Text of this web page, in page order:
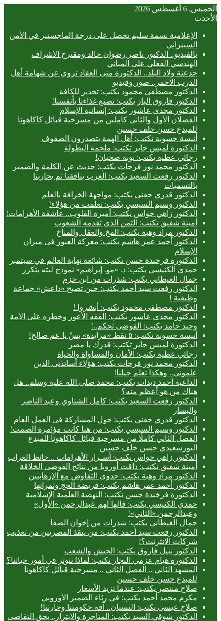
الخميس, 6 أغسطس 2026
الأحدث
الإعلامية نسمة سليم تحصل على درجة الماجستير في الأمن
السيبراني
بالفيديو.. ‎الدكتور ناصر رضوان خالد ومقترح الاشراف
الهندسي الفعلي على المباني
جدعنة ولاد البلد.. الدكتورة منى العقاد تروي عن شهامة أهل
الدرب الاحمر.. صور وفيديو
الدكتور مصطفى محمود يكتب: تحذير للكافة
الدكتور فاروق الباز يكتب: نصنع غذاءنا بأنفسنا!
الدكتور مجدى عاشور يكتب: إنسانية الإسلام
الفصلان الأول والثاني كاملين من مسرحية قبائل كاكاهونا
للمبدع حسن خلف حسين
أنيسة حسونة تكتب: أهل الهمة يتصدرون الصفوف
الدكتورة لميس جابر تكتب: ملحمة البطولة
رجائي عطية يكتب: نوبة صحيان!
الدكتور محمد نور فرحات يكتب: حديث عن الكلمة والضمير
الدكتور رفعت السعيد يكتب: الغرب ينافقنا ثم يحاربنا
بالتسميات
الدكتور قدري حفني يكتب: مواجهة الخرافة بالعلم
الدكتور وسيم السيسي يكتب: تعلمت من هؤلاء!
الدكتور زاهي حواس يكتب: أميرة القلوب.. عاشقة الأهرامات!
أمينة شفيق تكتب: الثمن الذي تقدمه الشعوب
الدكتور مراد وهبة يكتب: المخ والعقل والمناخ
الدكتور أحمد عمر هاشم يكتب: معركة العبور فى ميزان
الإسلام
الدكتورة فرخندة حسن تكتب: شائعة نهاية العالم في سبتمبر
حمدي الكنيسي يكتب: د. «مو. إبراهيم» نموذج ليته يتكرر
جمال الغيطاني يكتب: شذرات من ابن حزم
الدكتور رفعت سيد أحمد يكتب: حين تصبح «داعش» جماعة
وظيفية !
الدكتور مصطفى محمود يكتب: أبشروا !
الدكتور مجدى عاشور يكتب: الفقه الأعور وخطره على الأمة
وحيد حامد يكتب: الفوضى تحكم..!
أنيسة حسونة تكتب: ٥ نقط «مزايدة» بسْ يا عم صالح!
الدكتورة لميس جابر تكتب: قدرك يا مصر
رجائي عطية يكتب: الأمان والمساواة والحياة
الدكتور محمد نور فرحات يكتب: هؤلاء أساتذتى الذين
علمونى.. وهكذا تعلم جيلنا!
الداعية أحمد ديدات يكتب: محمد صلى الله عليه وسلم.. هل
هناك من هو أعظم منه؟
الدكتور رفعت السعيد يكتب: كامل الشناوي وعبد الناصر
واليسار
الدكتور قدري حفني يكتب: حول المشاركة فى العمل العام
الدكتور وسيم السيسي يكتب: من هنا كانت مؤامرة الصمت!
الفصل الثاني كاملًا من مسرحية قبائل كاكاهونا للمبدع
البورسعيدي حسن خلف حسين
الدكتور زاهي حواس يكتب: أسـرار الأهرامات .. حائط الغراب
أمينة شفيق تكتب: ذاقت أوروبا من نتائج الفوضى الخلاقة
الدكتور مراد وهبة يكتب: جدوى التفاوض مع الإرهابيين
الدكتور أحمد عمر هاشم يكتب: فريضة الحج وثمراتها
الدكتورة فرخندة حسن تكتب: النهضة العلمية الإسلامية
حمدي الكنيسي يكتب: قالها لهم عبدالرحمن «الأول»
وعبدالرحمن «الثاني»!
جمال الغيطاني يكتب: شذرات من إخوان الصفا
الدكتور رفعت سيد أحمد يكتب: من ينقذ المصريين من تعذيب
شركات الانترنت؟!
الدكتور نبيل فاروق يكتب: الجيش والشعب
الدكتورة هيام عزمي النجار تكتب: لماذا نتوتر في أمور حياتنا؟
المشهد الثاني .. الفصل الثاني .. مسرحية قبائل كاكاهونا
للمبدع حسن خلف حسين
صلاح منتصر يكتب: عندما تزيد الأسعار
مكرم محمد أحمد يكتب: في رثاء الضمير الأوروبي
صلاح عيسى يكتب: النسيان.. آفة حكومتنا وحارتنا!
الدكتور شوقي السيد يكتب: المتاجرة والابتزاز.. بحق التقاضى